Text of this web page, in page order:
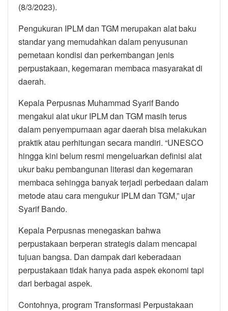
(8/3/2023).
Pengukuran IPLM dan TGM merupakan alat baku
standar yang memudahkan dalam penyusunan
pemetaan kondisi dan perkembangan jenis
perpustakaan, kegemaran membaca masyarakat di
daerah.
Kepala Perpusnas Muhammad Syarif Bando
mengakui alat ukur IPLM dan TGM masih terus
dalam penyempurnaan agar daerah bisa melakukan
praktik atau perhitungan secara mandiri. “UNESCO
hingga kini belum resmi mengeluarkan definisi alat
ukur baku pembangunan literasi dan kegemaran
membaca sehingga banyak terjadi perbedaan dalam
metode atau cara mengukur IPLM dan TGM,” ujar
Syarif Bando.
Kepala Perpusnas menegaskan bahwa
perpustakaan berperan strategis dalam mencapai
tujuan bangsa. Dan dampak dari keberadaan
perpustakaan tidak hanya pada aspek ekonomi tapi
dari berbagai aspek.
Contohnya, program Transformasi Perpustakaan